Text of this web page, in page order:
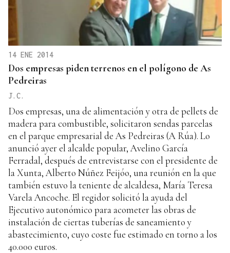
14 ENE 2014
Dos empresas piden terrenos en el polígono de As
Pedreiras
J.C.
Dos empresas, una de alimentación y otra de pellets de
madera para combustible, solicitaron sendas parcelas
en el parque empresarial de As Pedreiras (A Rúa). Lo
anunció ayer el alcalde popular, Avelino García
Ferradal, después de entrevistarse con el presidente de
la Xunta, Alberto Núñez Feijóo, una reunión en la que
también estuvo la teniente de alcaldesa, María Teresa
Varela Ancoche. El regidor solicitó la ayuda del
Ejecutivo autonómico para acometer las obras de
instalación de ciertas tuberías de saneamiento y
abastecimiento, cuyo coste fue estimado en torno a los
40.000 euros.